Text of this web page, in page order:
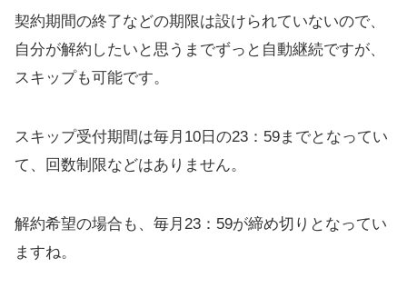
契約期間の終了などの期限は設けられていないので、
自分が解約したいと思うまでずっと自動継続ですが、
スキップも可能です。
スキップ受付期間は毎月10日の23：59までとなってい
て、回数制限などはありません。
解約希望の場合も、毎月23：59が締め切りとなってい
ますね。